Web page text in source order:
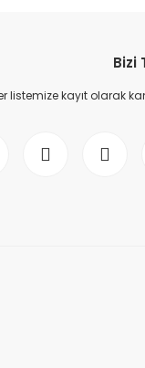
Bizi
listemize kayıt olarak